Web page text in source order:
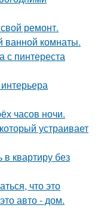
ремонт.
ванной комнаты.
с пинтереста
часов ночи.
устраивает
квартиру без
что это
авто - дом.